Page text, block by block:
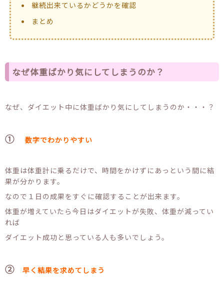
継続出来ているかどうかを確認
まとめ
なぜ体重ばかり気にしてしまうのか？
なぜ、ダイエット中に体重ばかり気にしてしまうのか・・・？
① 数字でわかりやすい
体重は体重計に乗るだけで、時間をかけずにあっという間に結
果が分かります。
なので１日の成果をすぐに確認することが出来ます。
体重が増えていたら今日はダイエットが失敗、体重が減ってい
れば
ダイエット成功と思っている人も多いでしょう。
② 早く結果を求めてしまう